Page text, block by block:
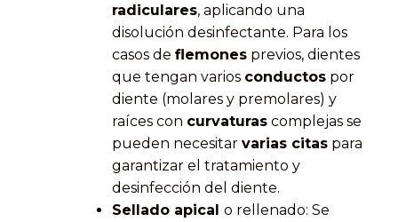
radiculares, aplicando una
disolución desinfectante. Para los
casos de flemones previos, dientes
que tengan varios conductos por
diente (molares y premolares) y
raíces con curvaturas complejas se
pueden necesitar varias citas para
garantizar el tratamiento y
desinfección del diente.
Sellado apical o rellenado: Se